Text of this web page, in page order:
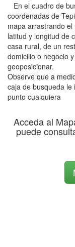
En el cuadro de
coordenadas de
mapa arrastrando
latitud y longitud de
casa rural, de un
domicilio o negocio
geoposicionar.
Observe que a
caja de busqueda
punto cualquiera
Acceda al
puede